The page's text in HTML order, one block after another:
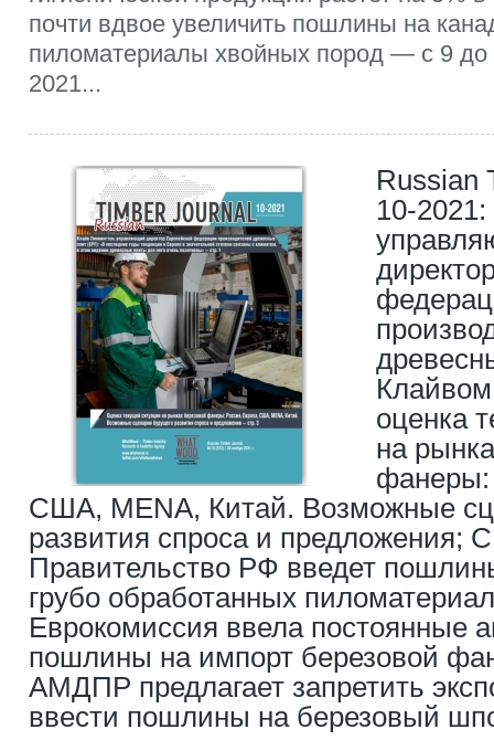
почти вдвое увеличить пошлины на
пиломатериалы хвойных пород — с 9 до
2021...
Russian
10-
оценка
на
фанеры:
США, MENA, Китай. Возможные
развития спроса и предложения;
Правительство РФ введет
грубо обработанных
Еврокомиссия ввела постоянные
пошлины на импорт березовой
АМДПР предлагает запретить
ввести пошлины на березовый